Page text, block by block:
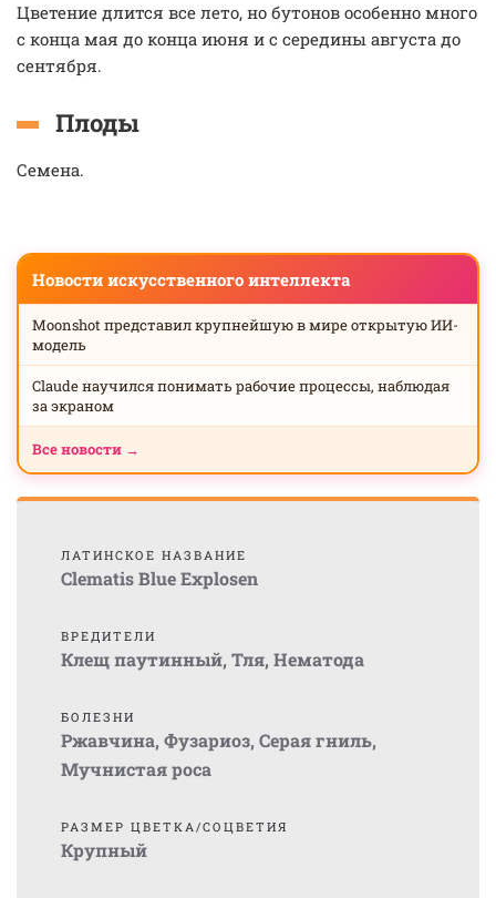
Цветение длится все лето, но бутонов особенно много
с конца мая до конца июня и с середины августа до
сентября.
Плоды
Семена.
Новости искусственного интеллекта
Moonshot представил крупнейшую в мире открытую ИИ-
модель
Claude научился понимать рабочие процессы, наблюдая
за экраном
Все новости →
ЛАТИНСКОЕ НАЗВАНИЕ
Clematis Blue Explosen
ВРЕДИТЕЛИ
Клещ паутинный, Тля, Нематода
БОЛЕЗНИ
Ржавчина, Фузариоз, Серая гниль,
Мучнистая роса
РАЗМЕР ЦВЕТКА/СОЦВЕТИЯ
Крупный